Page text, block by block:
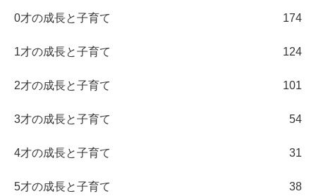
0才の成長と子育て 174
1才の成長と子育て 124
2才の成長と子育て 101
3才の成長と子育て 54
4才の成長と子育て 31
5才の成長と子育て 38